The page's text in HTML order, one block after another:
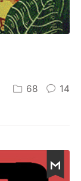
68 14